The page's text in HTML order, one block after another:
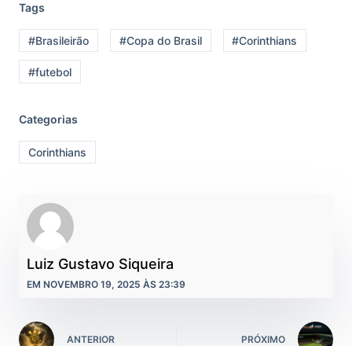
Tags
#Brasileirão #Copa do Brasil #Corinthians
#futebol
Categorias
Corinthians
Luiz Gustavo Siqueira
EM NOVEMBRO 19, 2025 ÀS 23:39
ANTERIOR PRÓXIMO